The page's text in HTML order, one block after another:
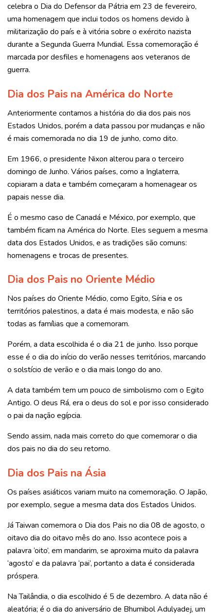
celebra o Dia do Defensor da Pátria em 23 de fevereiro,
uma homenagem que inclui todos os homens devido à
militarização do país e à vitória sobre o exército nazista
durante a Segunda Guerra Mundial. Essa comemoração é
marcada por desfiles e homenagens aos veteranos de
guerra.
Dia dos Pais na América do Norte
Anteriormente contamos a história do dia dos pais nos
Estados Unidos, porém a data passou por mudanças e não
é mais comemorada no dia 19 de junho, como dito.
Em 1966, o presidente Nixon alterou para o terceiro
domingo de Junho. Vários países, como a Inglaterra,
copiaram a data e também começaram a homenagear os
papais nesse dia.
É o mesmo caso de Canadá e México, por exemplo, que
também ficam na América do Norte. Eles seguem a mesma
data dos Estados Unidos, e as tradições são comuns:
homenagens e trocas de presentes.
Dia dos Pais no Oriente Médio
Nos países do Oriente Médio, como Egito, Síria e os
territórios palestinos, a data é mais modesta, e não são
todas as famílias que a comemoram.
Porém, a data escolhida é o dia 21 de junho. Isso porque
esse é o dia do início do verão nesses territórios, marcando
o solstício de verão e o dia mais longo do ano.
A data também tem um pouco de simbolismo com o Egito
Antigo. O deus Rá, era o deus do sol e por isso considerado
o pai da nação egípcia.
Sendo assim, nada mais correto do que comemorar o dia
dos pais no dia do seu retorno.
Dia dos Pais na Ásia
Os países asiáticos variam muito na comemoração. O Japão,
por exemplo, segue a mesma data dos Estados Unidos.
Já Taiwan comemora o Dia dos Pais no dia 08 de agosto, o
oitavo dia do oitavo mês do ano. Isso acontece pois a
palavra ‘oito’, em mandarim, se aproxima muito da palavra
‘agosto’ e da palavra ‘pai’, portanto a data é considerada
próspera.
Na Tailândia, o dia escolhido é 5 de dezembro. A data não é
aleatória; é o dia do aniversário de Bhumibol Adulyadej, um